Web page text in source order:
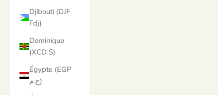
Djibouti (DJF
Fdj)
Dominique
(XCD $)
Égypte (EGP
ج.م)